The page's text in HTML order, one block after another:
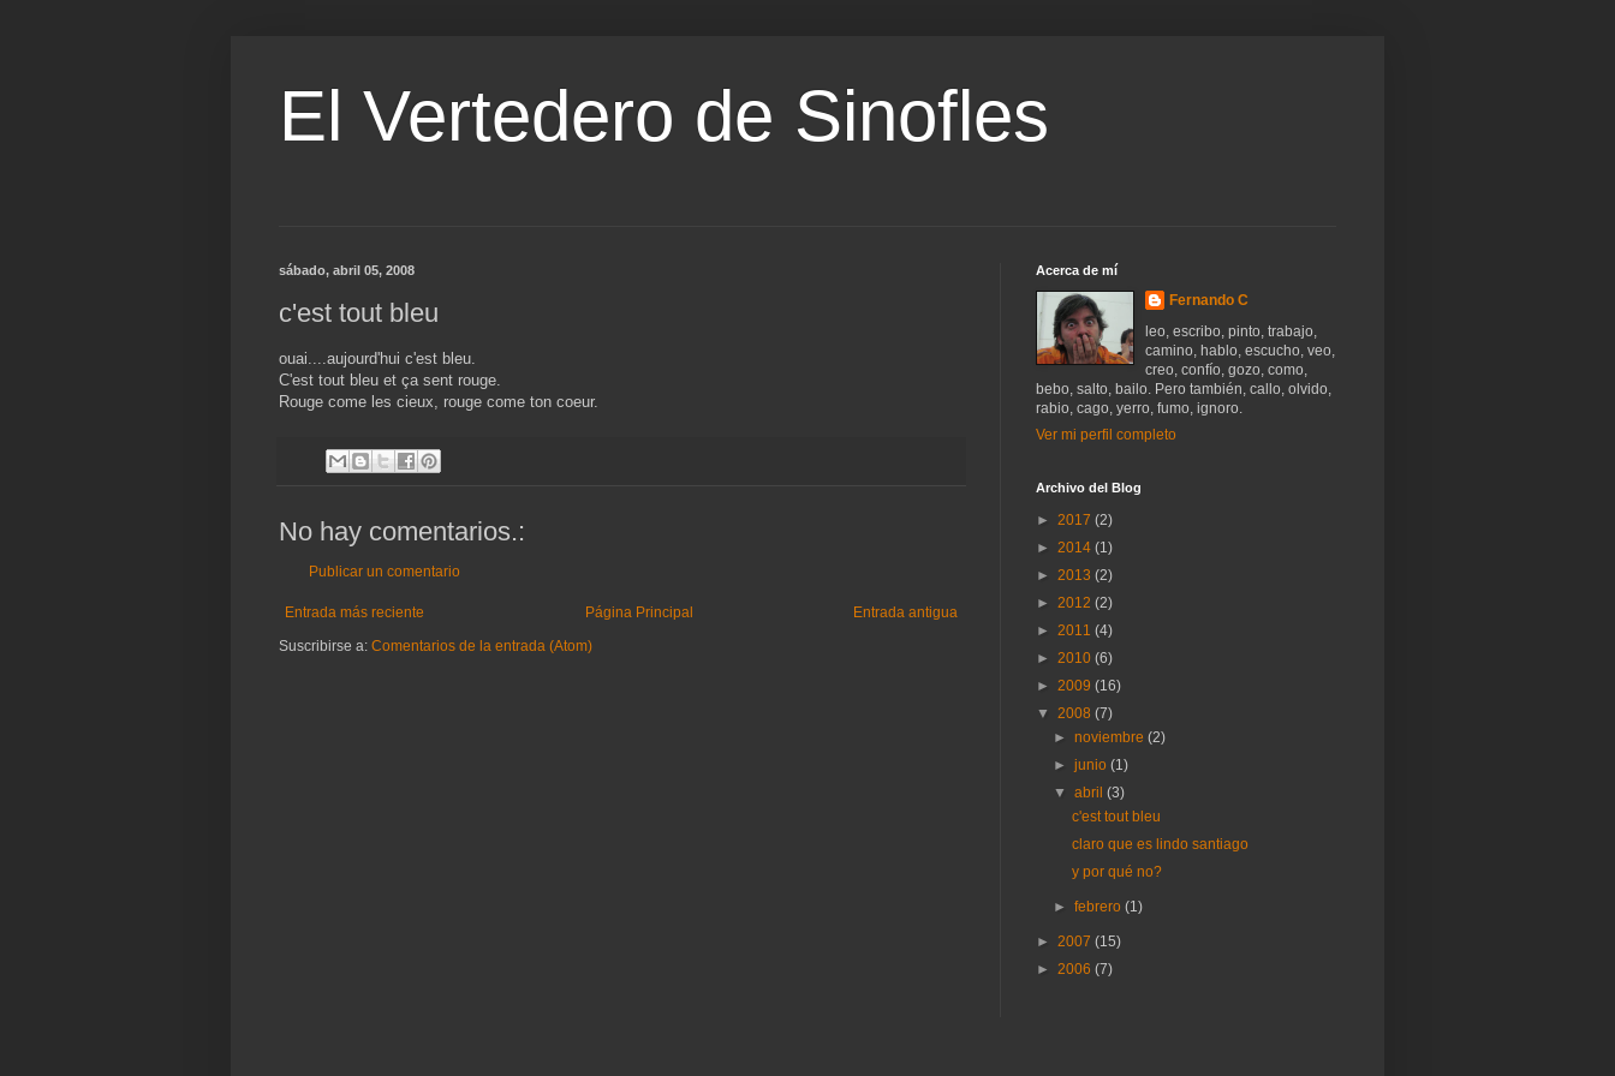
El Vertedero de Sinofles
sábado, abril 05, 2008
c'est tout bleu
ouai....aujourd'hui c'est bleu.
C'est tout bleu et ça sent rouge.
Rouge come les cieux, rouge come ton coeur.
No hay comentarios.:
Publicar un comentario
Entrada más reciente Entrada antigua
Página Principal
Suscribirse a: Comentarios de la entrada (Atom)
Acerca de mí
Fernando C
leo, escribo, pinto, trabajo,
camino, hablo, escucho, veo,
creo, confío, gozo, como,
bebo, salto, bailo. Pero también, callo, olvido,
rabio, cago, yerro, fumo, ignoro.
Ver mi perfil completo
Archivo del Blog
► 2017 (2)
► 2014 (1)
► 2013 (2)
► 2012 (2)
► 2011 (4)
► 2010 (6)
► 2009 (16)
▼ 2008 (7)
►noviembre(2)
►junio(1)
▼abril(3)
c'est tout bleu
claro que es lindo santiago
y por qué no?
►febrero(1)
► 2007 (15)
► 2006 (7)